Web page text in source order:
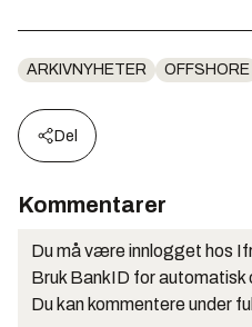
ARKIVNYHETER OFFSHORE
Del
Kommentarer
Du må være innlogget hos
Bruk BankID for automatisk
Du kan kommentere under